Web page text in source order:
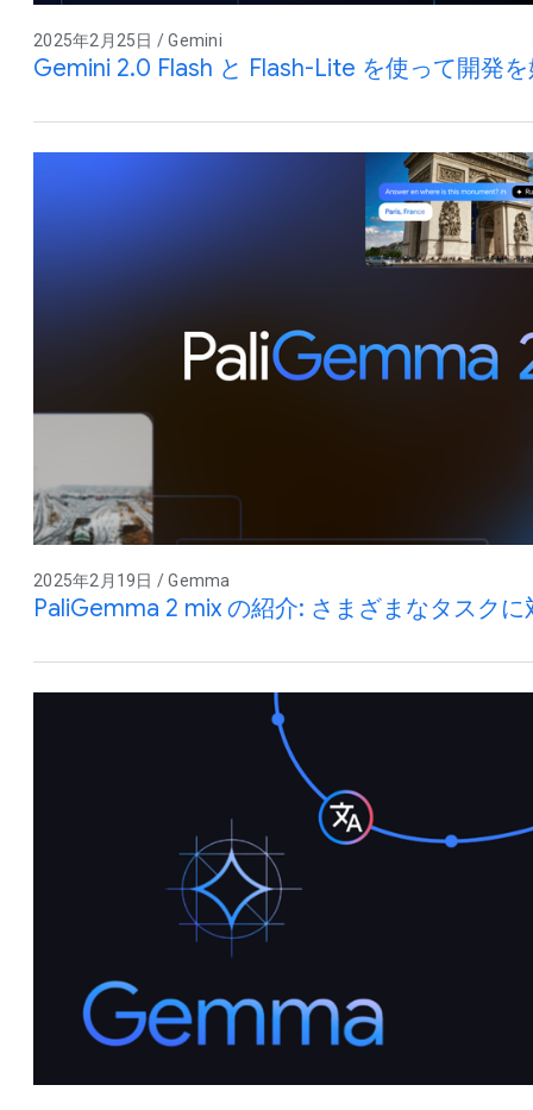
2025年2月25日 / Gemini
Gemini 2.0 Flash と Flash-Lite を使って開発
2025年2月19日 / Gemma
PaliGemma 2 mix の紹介: さまざまなタスク